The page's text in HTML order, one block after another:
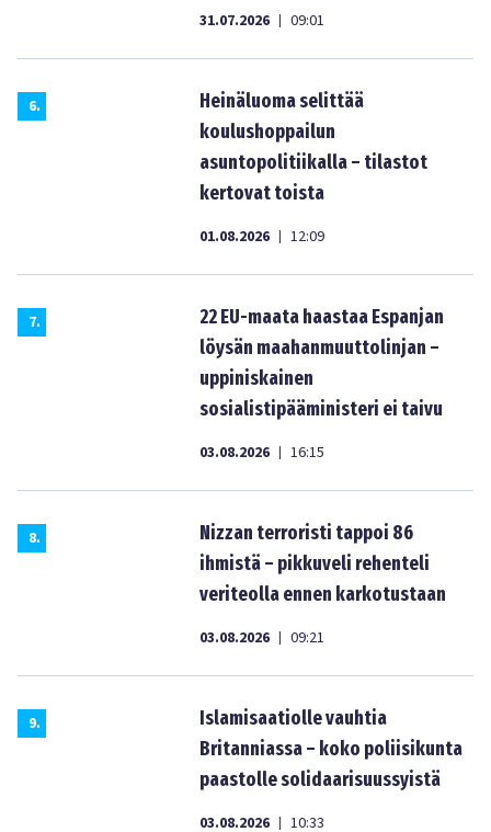
31.07.2026 | 09:01
6.
Heinäluoma selittää
koulushoppailun
asuntopolitiikalla – tilastot
kertovat toista
01.08.2026 | 12:09
7.
22 EU-maata haastaa Espanjan
löysän maahanmuuttolinjan –
uppiniskainen
sosialistipääministeri ei taivu
03.08.2026 | 16:15
8.
Nizzan terroristi tappoi 86
ihmistä – pikkuveli rehenteli
veriteolla ennen karkotustaan
03.08.2026 | 09:21
9.
Islamisaatiolle vauhtia
Britanniassa – koko poliisikunta
paastolle solidaarisuussyistä
03.08.2026 | 10:33